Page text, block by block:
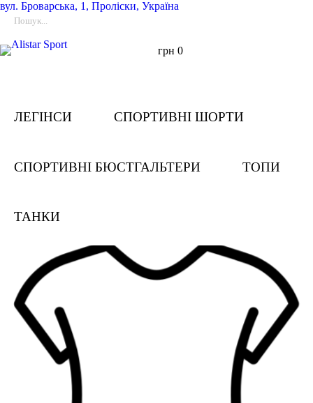
вул. Броварська, 1, Проліски, Україна
грн 0
ЛЕГІНСИ СПОРТИВНІ ШОРТИ
СПОРТИВНІ БЮСТГАЛЬТЕРИ ТОПИ
ТАНКИ